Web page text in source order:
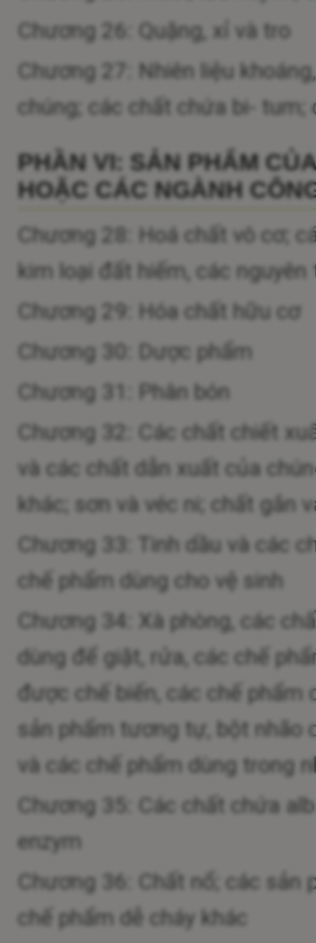
Chương 26: Quặng, xỉ và tro
Chương 27: Nhiên liệu
chúng; các chất chứa bi-
PHẦN VI: SẢN PHẨM
HOẶC CÁC NGÀNH
Chương 28: Hoá chất vô cơ;
kim loại đất hiếm, các
Chương 29: Hóa chất hữu cơ
Chương 30: Dược phẩm
Chương 31: Phân bón
Chương 32: Các chất chiết
và các chất dẫn xuất của
khác; sơn và véc ni; chất gắn
Chương 33: Tinh dầu và các
chế phẩm dùng cho vệ sinh
Chương 34: Xà phòng, các
dùng để giặt, rửa, các chế
được chế biến, các chế phẩm
sản phẩm tương tự, bột nhão
và các chế phẩm dùng trong
Chương 35: Các chất chứa
enzym
Chương 36: Chất nổ; các sản
chế phẩm dễ cháy khác